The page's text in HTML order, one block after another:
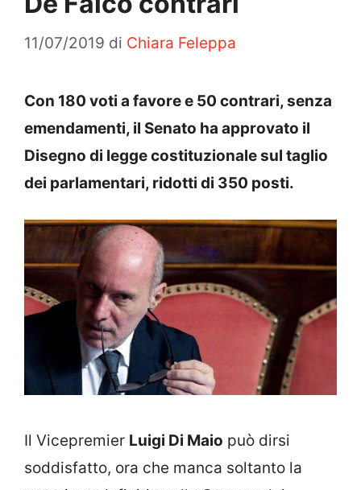
11/07/2019 di Chiara Feleppa
Con 180 voti a favore e 50 contrari, senza
emendamenti, il Senato ha approvato il
Disegno di legge costituzionale sul taglio
dei parlamentari, ridotti di 350 posti.
Il Vicepremier Luigi Di Maio può dirsi
soddisfatto, ora che manca soltanto la